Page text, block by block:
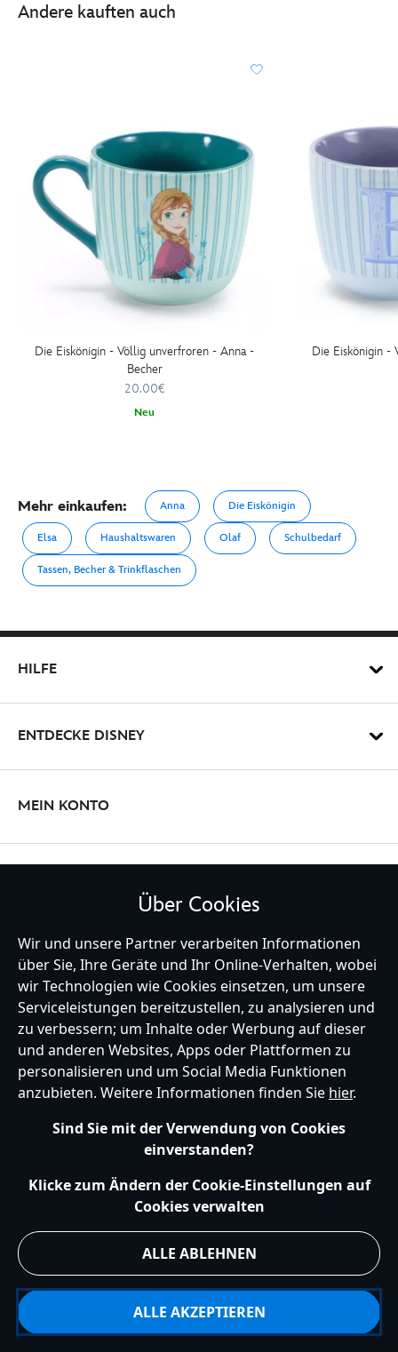
Andere kauften auch
Die Eiskönigin - Völlig unverfroren - Anna -
Becher
20.00€
Neu
Die Eiskönigin -
Mehr einkaufen: Anna Die Eiskönigin
Elsa Haushaltswaren Olaf Schulbedarf
Tassen, Becher & Trinkflaschen
HILFE
ENTDECKE DISNEY
MEIN KONTO
Germany
Hilfe Nutzungsbedingungen Datenschutzerklärung
Site Map
Richtlinien für Cookies
EU Datenschutzhinweis
Impressum
Allgemeine Verkaufsbedingungen
Über Cookies
Wir und unsere Partner verarbeiten Informationen
über Sie, Ihre Geräte und Ihr Online-Verhalten, wobei
wir Technologien wie Cookies einsetzen, um unsere
Serviceleistungen bereitzustellen, zu analysieren und
zu verbessern; um Inhalte oder Werbung auf dieser
und anderen Websites, Apps oder Plattformen zu
personalisieren und um Social Media Funktionen
anzubieten. Weitere Informationen finden Sie hier.
Sind Sie mit der Verwendung von Cookies
einverstanden?
Klicke zum Ändern der Cookie-Einstellungen auf
Cookies verwalten
ALLE ABLEHNEN
ALLE AKZEPTIEREN